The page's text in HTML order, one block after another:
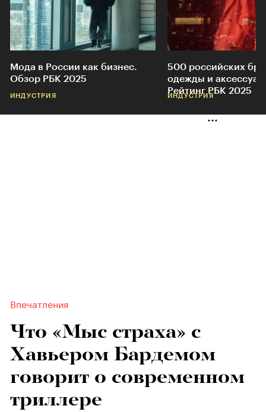
Мода в России как бизнес.
Обзор РБК 2025
ИНДУСТРИЯ
500 российских
одежды и
Рейтинг РБК 2025
ИНДУСТРИЯ
Впечатления
Что «Мыс страха» с
Хавьером Бардемом
говорит о современном
триллере